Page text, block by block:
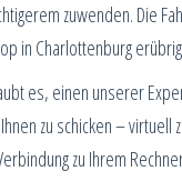
zuwenden. Die
in Charlottenburg
es, einen unserer
zu schicken – virtuell
zu Ihrem